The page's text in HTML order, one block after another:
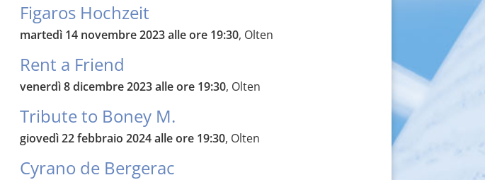
Figaros Hochzeit
martedì 14 novembre 2023 alle ore 19:30, Olten
Rent a Friend
venerdì 8 dicembre 2023 alle ore 19:30, Olten
Tribute to Boney M.
giovedì 22 febbraio 2024 alle ore 19:30, Olten
Cyrano de Bergerac